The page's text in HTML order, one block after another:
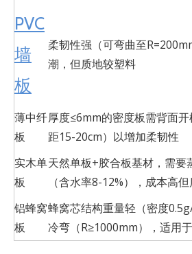
PVC
墙
板
柔韧性强（可弯曲至
潮，但质地较塑料
薄中纤
板
厚度≤6mm的密度板需背面
距15-20cm）以增加柔韧性
实木单
板
天然单板+胶合板基材，需要
（含水率8-12%），成本高
铝蜂窝
板
蜂窝芯结构重量轻（密度
冷弯（R≥1000mm），适用